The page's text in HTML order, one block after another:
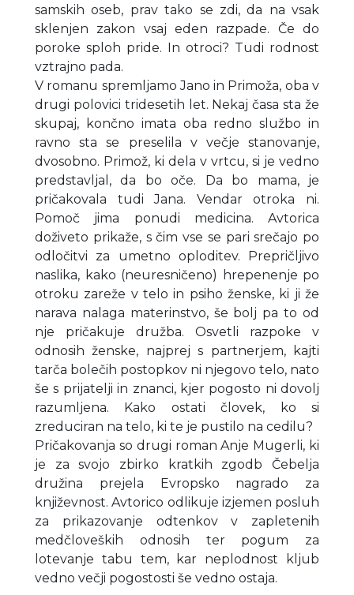
samskih oseb, prav tako se zdi, da na vsak
sklenjen zakon vsaj eden razpade. Če do
poroke sploh pride. In otroci? Tudi rodnost
vztrajno pada.
V romanu spremljamo Jano in Primoža, oba v
drugi polovici tridesetih let. Nekaj časa sta že
skupaj, končno imata oba redno službo in
ravno sta se preselila v večje stanovanje,
dvosobno. Primož, ki dela v vrtcu, si je vedno
predstavljal, da bo oče. Da bo mama, je
pričakovala tudi Jana. Vendar otroka ni.
Pomoč jima ponudi medicina. Avtorica
doživeto prikaže, s čim vse se pari srečajo po
odločitvi za umetno oploditev. Prepričljivo
naslika, kako (neuresničeno) hrepenenje po
otroku zareže v telo in psiho ženske, ki ji že
narava nalaga materinstvo, še bolj pa to od
nje pričakuje družba. Osvetli razpoke v
odnosih ženske, najprej s partnerjem, kajti
tarča bolečih postopkov ni njegovo telo, nato
še s prijatelji in znanci, kjer pogosto ni dovolj
razumljena. Kako ostati človek, ko si
zreduciran na telo, ki te je pustilo na cedilu?
Pričakovanja so drugi roman Anje Mugerli, ki
je za svojo zbirko kratkih zgodb Čebelja
družina prejela Evropsko nagrado za
književnost. Avtorico odlikuje izjemen posluh
za prikazovanje odtenkov v zapletenih
medčloveških odnosih ter pogum za
lotevanje tabu tem, kar neplodnost kljub
vedno večji pogostosti še vedno ostaja.